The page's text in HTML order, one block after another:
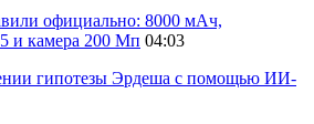
официально: 8000 мАч,
и камера 200 Мп 04:03
гипотезы Эрдеша с помощью ИИ-